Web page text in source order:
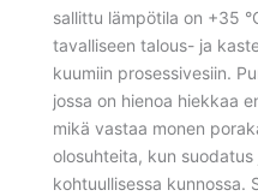
sallittu lämpötila on +35
tavalliseen talous- ja
kuumiin prosessivesiin.
jossa on hienoa hiekkaa
mikä vastaa monen
olosuhteita, kun
kohtuullisessa kunnossa.